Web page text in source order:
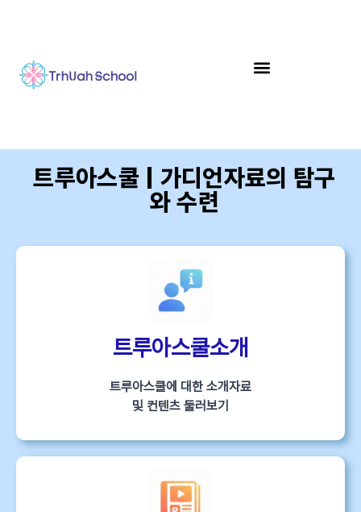
트루아스쿨 | 가디언자료의 탐구
와 수련
트루아스쿨소개
트루아스쿨에 대한 소개자료
및 컨텐츠 둘러보기